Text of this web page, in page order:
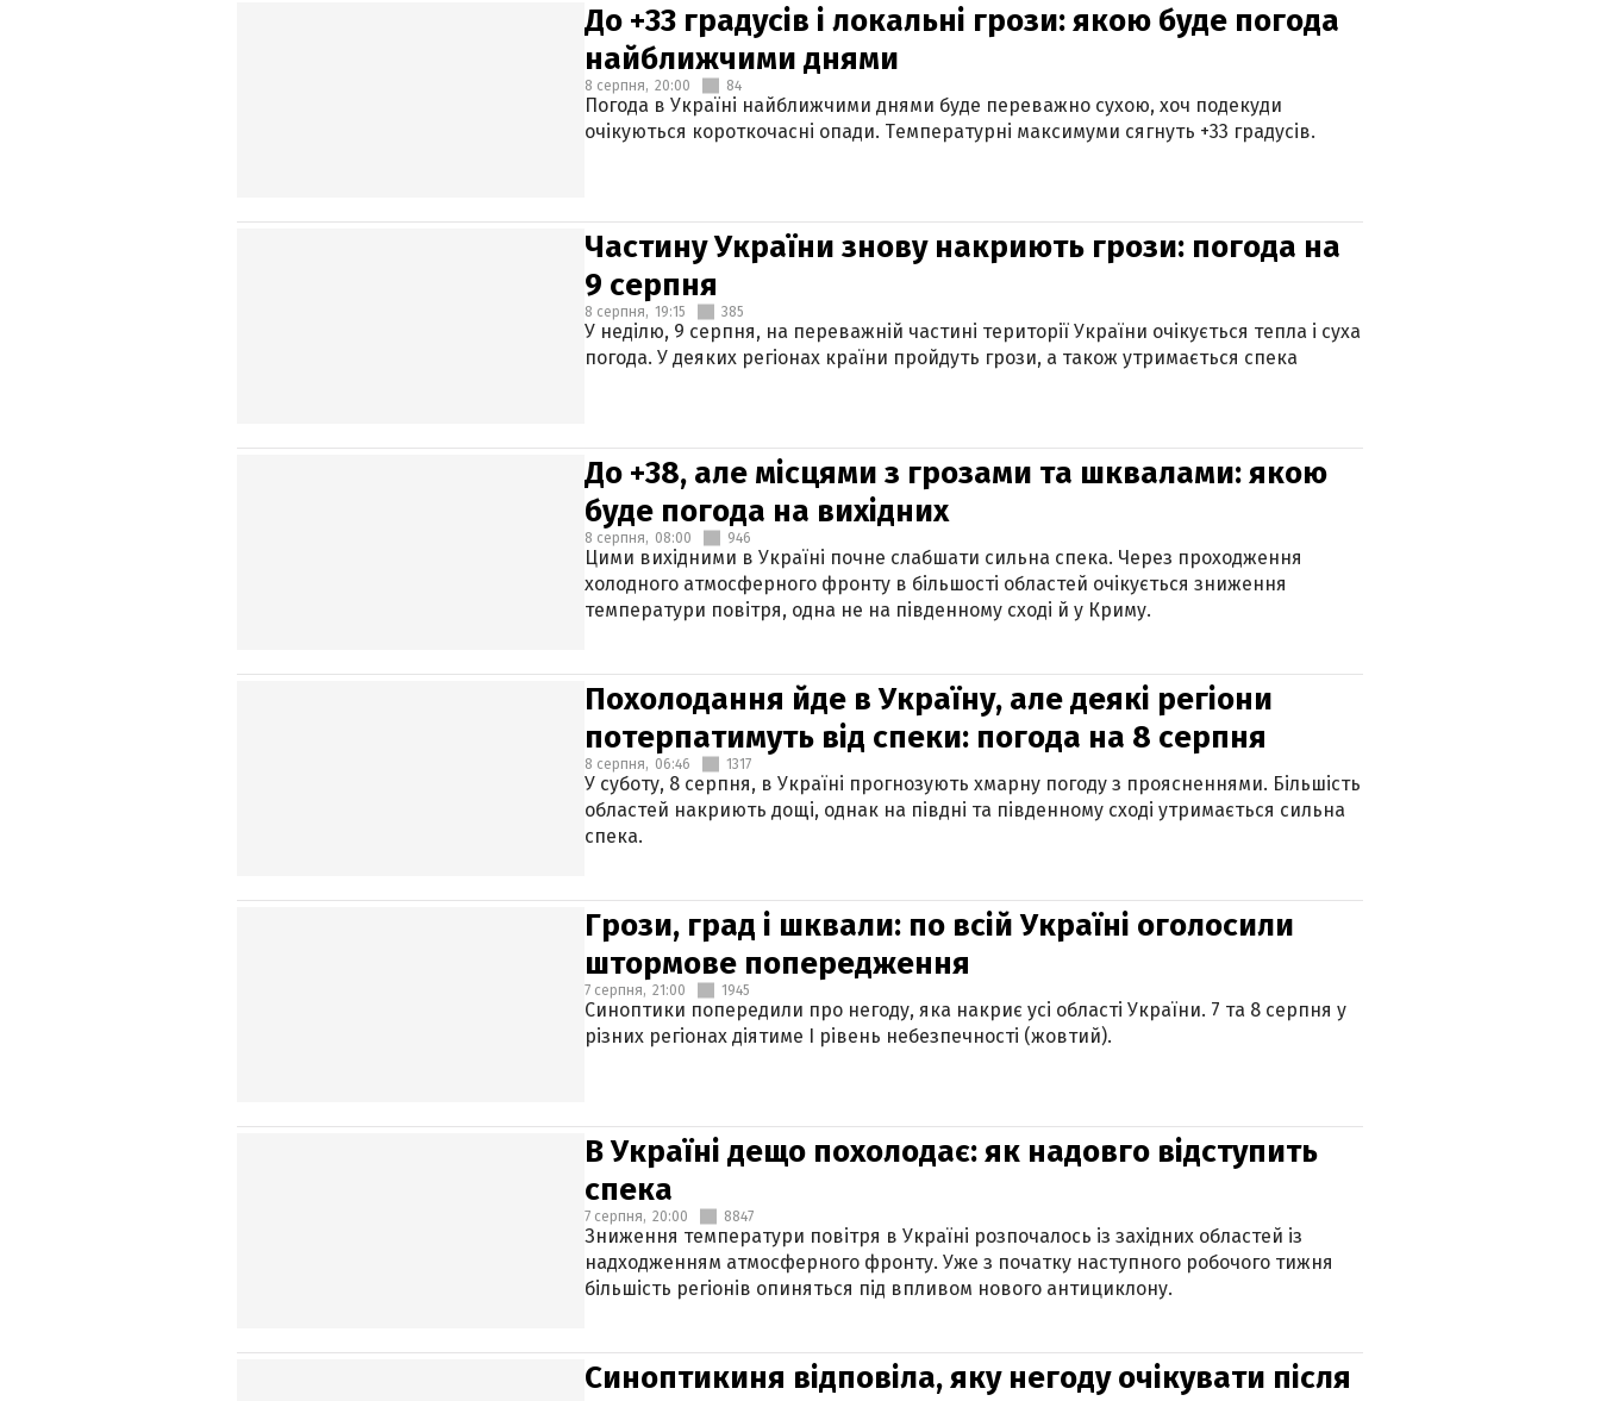
До +33 градусів і локальні грози: якою буде погода
найближчими днями
8 серпня, 20:00 84
Погода в Україні найближчими днями буде переважно сухою, хоч подекуди
очікуються короткочасні опади. Температурні максимуми сягнуть +33 градусів.
Частину України знову накриють грози: погода на
9 серпня
8 серпня, 19:15 385
У неділю, 9 серпня, на переважній частині території України очікується тепла і суха
погода. У деяких регіонах країни пройдуть грози, а також утримається спека
До +38, але місцями з грозами та шквалами: якою
буде погода на вихідних
8 серпня, 08:00 946
Цими вихідними в Україні почне слабшати сильна спека. Через проходження
холодного атмосферного фронту в більшості областей очікується зниження
температури повітря, одна не на південному сході й у Криму.
Похолодання йде в Україну, але деякі регіони
потерпатимуть від спеки: погода на 8 серпня
8 серпня, 06:46 1317
У суботу, 8 серпня, в Україні прогнозують хмарну погоду з проясненнями. Більшість
областей накриють дощі, однак на півдні та південному сході утримається сильна
спека.
Грози, град і шквали: по всій Україні оголосили
штормове попередження
7 серпня, 21:00 1945
Синоптики попередили про негоду, яка накриє усі області України. 7 та 8 серпня у
різних регіонах діятиме І рівень небезпечності (жовтий).
В Україні дещо похолодає: як надовго відступить
спека
7 серпня, 20:00 8847
Зниження температури повітря в Україні розпочалось із західних областей із
надходженням атмосферного фронту. Уже з початку наступного робочого тижня
більшість регіонів опиняться під впливом нового антициклону.
Синоптикиня відповіла, яку негоду очікувати після